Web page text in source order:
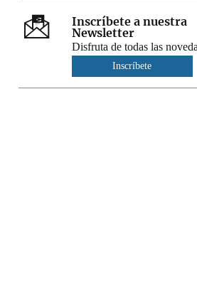
Inscríbete a nuestra
Newsletter
Disfruta de todas las
Inscríbete